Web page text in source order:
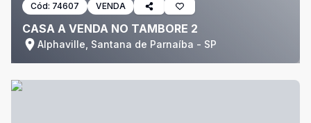
Cód: 74607 VENDA
CASA A VENDA NO TAMBORE 2
Alphaville, Santana de Parnaíba - SP